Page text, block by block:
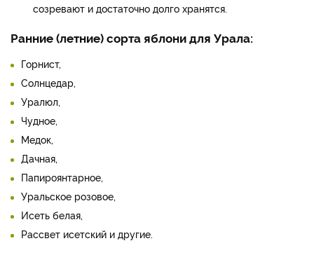
созревают и достаточно долго хранятся.
Ранние (летние) сорта яблони для Урала:
Горнист,
Солнцедар,
Уралюл,
Чудное,
Медок,
Дачная,
Папироянтарное,
Уральское розовое,
Исеть белая,
Рассвет исетский и другие.